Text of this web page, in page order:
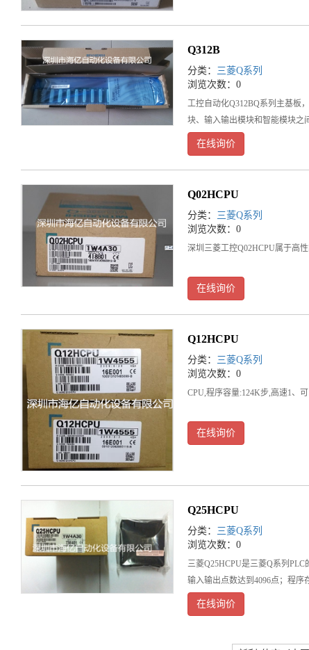
Q312B
分类： 三菱Q系列
浏览次数：0
工控自动化Q312BQ系列主基板
块、输入输出模块和智能模块之
在线询价
Q02HCPU
分类： 三菱Q系列
浏览次数：0
深圳三菱工控Q02HCPU属于高
在线询价
Q12HCPU
分类： 三菱Q系列
浏览次数：0
CPU,程序容量:124K步,高速1、
在线询价
Q25HCPU
分类： 三菱Q系列
浏览次数：0
三菱Q25HCPU是三菱Q系列
输入输出点数达到4096点；程序
在线询价